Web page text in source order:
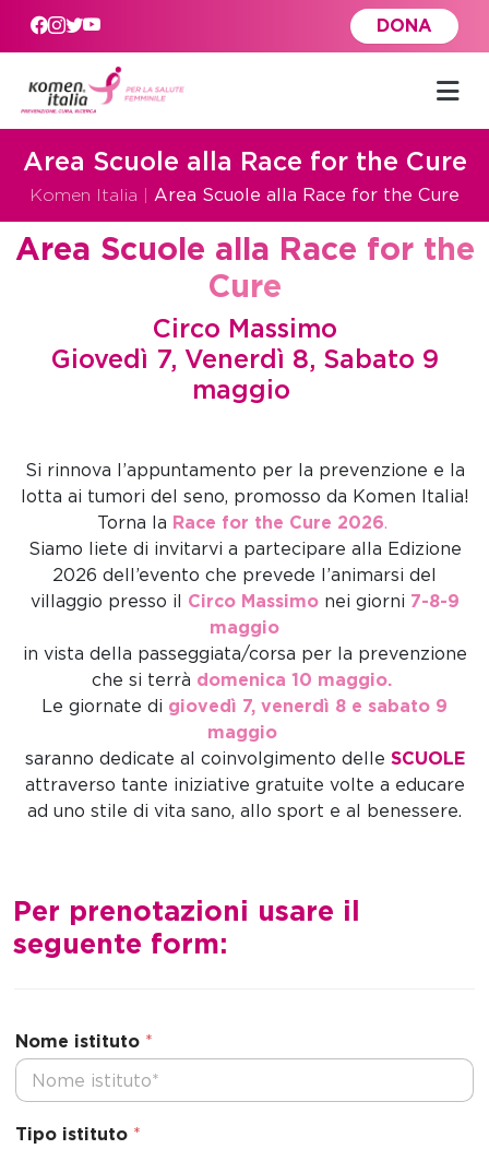
Skip to main content
DONA
Area Scuole alla Race for the Cure
Komen Italia Area Scuole alla Race for the Cure
Area Scuole alla Race for the
Cure
Circo Massimo
Giovedì 7, Venerdì 8, Sabato 9
maggio
Si rinnova l’appuntamento per la prevenzione e la
lotta ai tumori del seno, promosso da Komen Italia!
Torna la Race for the Cure 2026.
Siamo liete di invitarvi a partecipare alla Edizione
2026 dell’evento che prevede l’animarsi del
villaggio presso il
Circo Massimo nei giorni 7-8-9
maggio
in vista della passeggiata/corsa per la prevenzione
che si terrà domenica 10 maggio.
Le giornate di giovedì 7, venerdì 8 e sabato 9
maggio
saranno dedicate al coinvolgimento delle SCUOLE
attraverso tante iniziative gratuite volte a educare
ad uno stile di vita sano, allo sport e al benessere.
Per prenotazioni usare il
seguente form:
Nome istituto *
Tipo istituto *